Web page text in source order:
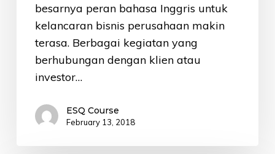
besarnya peran bahasa Inggris untuk
kelancaran bisnis perusahaan makin
terasa. Berbagai kegiatan yang
berhubungan dengan klien atau
investor…
ESQ Course
February 13, 2018